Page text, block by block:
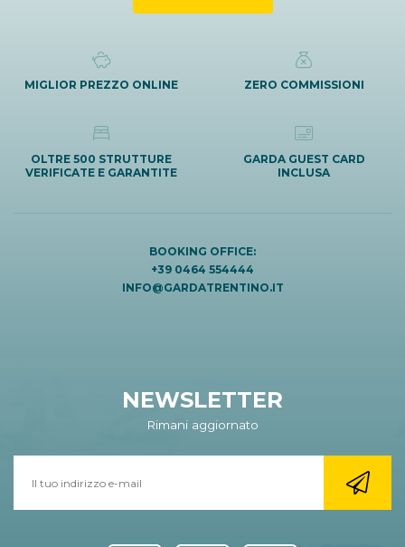
MIGLIOR PREZZO ONLINE ZERO COMMISSIONI
OLTRE 500 STRUTTURE
VERIFICATE E GARANTITE
GARDA GUEST CARD
INCLUSA
BOOKING OFFICE:
+39 0464 554444
INFO@GARDATRENTINO.IT
NEWSLETTER
Rimani aggiornato